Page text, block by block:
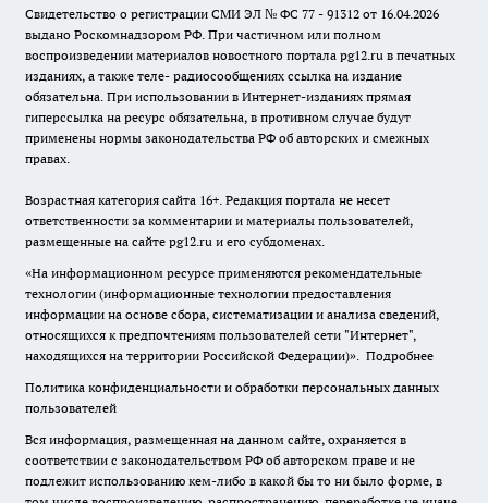
Свидетельство о регистрации СМИ ЭЛ № ФС 77 - 91312 от 16.04.2026
выдано Роскомнадзором РФ. При частичном или полном
воспроизведении материалов новостного портала pg12.ru в печатных
изданиях, а также теле- радиосообщениях ссылка на издание
обязательна. При использовании в Интернет-изданиях прямая
гиперссылка на ресурс обязательна, в противном случае будут
применены нормы законодательства РФ об авторских и смежных
правах.
Возрастная категория сайта 16+. Редакция портала не несет
ответственности за комментарии и материалы пользователей,
размещенные на сайте pg12.ru и его субдоменах.
«На информационном ресурсе применяются рекомендательные
технологии (информационные технологии предоставления
информации на основе сбора, систематизации и анализа сведений,
относящихся к предпочтениям пользователей сети "Интернет",
находящихся на территории Российской Федерации)». Подробнее
Политика конфиденциальности и обработки персональных данных
пользователей
Вся информация, размещенная на данном сайте, охраняется в
соответствии с законодательством РФ об авторском праве и не
подлежит использованию кем-либо в какой бы то ни было форме, в